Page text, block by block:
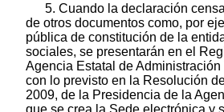
5. Cuando la declaración
de otros documentos como, por
pública de constitución de la
sociales, se presentarán en el
Agencia Estatal de
con lo previsto en la Resolución
2009, de la Presidencia de la
que se crea la Sede electrónica y